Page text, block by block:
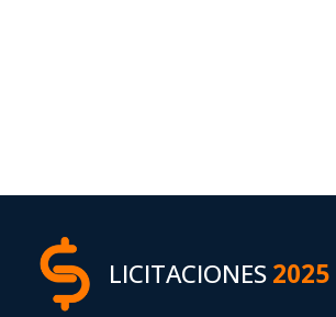
LICITACIONES2025